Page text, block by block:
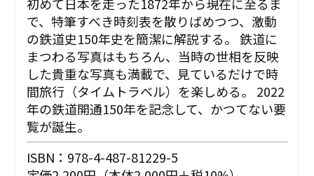
初めて日本を走った1872年から現在に至るま
で、特筆すべき時刻表を散りばめつつ、激動
の鉄道史150年史を簡潔に解説する。 鉄道に
まつわる写真はもちろん、当時の世相を反映
した貴重な写真も満載で、見ているだけで時
間旅行（タイムトラベル）を楽しめる。 2022
年の鉄道開通150年を記念して、かつてない要
覧が誕生。
ISBN：978-4-487-81229-5